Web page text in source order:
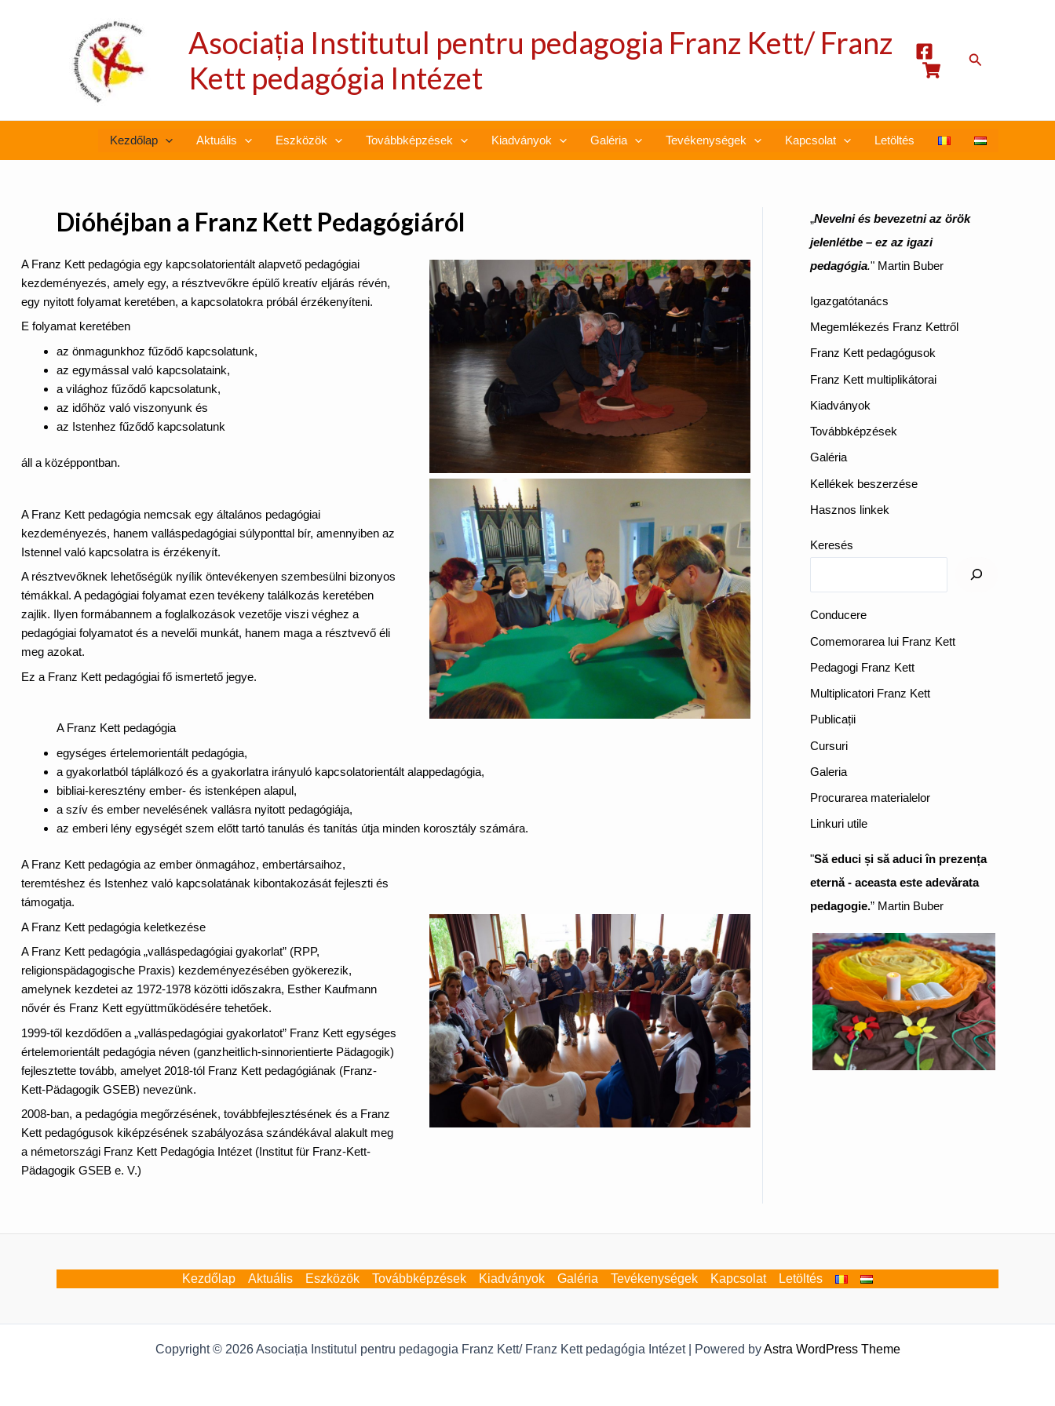
Asociația Institutul pentru pedagogia Franz Kett/ Franz
Kett pedagógia Intézet
Search
Kezdőlap Aktuális Eszközök Továbbképzések Kiadványok Galéria Tevékenységek Kapcsolat Letöltés
Dióhéjban a Franz Kett Pedagógiáról
A Franz Kett pedagógia egy kapcsolatorientált alapvető pedagógiai
kezdeményezés, amely egy, a résztvevőkre épülő kreatív eljárás révén,
egy nyitott folyamat keretében, a kapcsolatokra próbál érzékenyíteni.
E folyamat keretében
az önmagunkhoz fűződő kapcsolatunk,
az egymással való kapcsolataink,
a világhoz fűződő kapcsolatunk,
az időhöz való viszonyunk és
az Istenhez fűződő kapcsolatunk
áll a középpontban.
A Franz Kett pedagógia nemcsak egy általános pedagógiai
kezdeményezés, hanem valláspedagógiai súlyponttal bír, amennyiben az
Istennel való kapcsolatra is érzékenyít.
A résztvevőknek lehetőségük nyílik öntevékenyen szembesülni bizonyos
témákkal. A pedagógiai folyamat ezen tevékeny találkozás keretében
zajlik. Ilyen formábannem a foglalkozások vezetője viszi véghez a
pedagógiai folyamatot és a nevelői munkát, hanem maga a résztvevő éli
meg azokat.
Ez a Franz Kett pedagógiai fő ismertető jegye.
A Franz Kett pedagógia
egységes értelemorientált pedagógia,
a gyakorlatból táplálkozó és a gyakorlatra irányuló kapcsolatorientált alappedagógia,
bibliai-keresztény ember- és istenképen alapul,
a szív és ember nevelésének vallásra nyitott pedagógiája,
az emberi lény egységét szem előtt tartó tanulás és tanítás útja minden korosztály számára.
A Franz Kett pedagógia az ember önmagához, embertársaihoz,
teremtéshez és Istenhez való kapcsolatának kibontakozását fejleszti és
támogatja.
A Franz Kett pedagógia keletkezése
A Franz Kett pedagógia „valláspedagógiai gyakorlat” (RPP,
religionspädagogische Praxis) kezdeményezésében gyökerezik,
amelynek kezdetei az 1972-1978 közötti időszakra, Esther Kaufmann
nővér és Franz Kett együttműködésére tehetőek.
1999-től kezdődően a „valláspedagógiai gyakorlatot” Franz Kett egységes
értelemorientált pedagógia néven (ganzheitlich-sinnorientierte Pädagogik)
fejlesztette tovább, amelyet 2018-tól Franz Kett pedagógiának (Franz-
Kett-Pädagogik GSEB) nevezünk.
2008-ban, a pedagógia megőrzésének, továbbfejlesztésének és a Franz
Kett pedagógusok kiképzésének szabályozása szándékával alakult meg
a németországi Franz Kett Pedagógia Intézet (Institut für Franz-Kett-
Pädagogik GSEB e. V.)
„Nevelni és bevezetni az örök
jelenlétbe – ez az igazi
pedagógia." Martin Buber
Igazgatótanács
Megemlékezés Franz Kettről
Franz Kett pedagógusok
Franz Kett multiplikátorai
Kiadványok
Továbbképzések
Galéria
Kellékek beszerzése
Hasznos linkek
Keresés
Conducere
Comemorarea lui Franz Kett
Pedagogi Franz Kett
Multiplicatori Franz Kett
Publicații
Cursuri
Galeria
Procurarea materialelor
Linkuri utile
"Să educi și să aduci în prezența
eternă - aceasta este adevărata
pedagogie.” Martin Buber
Kezdőlap Aktuális Eszközök Továbbképzések Kiadványok Galéria Tevékenységek Kapcsolat Letöltés
Copyright © 2026 Asociația Institutul pentru pedagogia Franz Kett/ Franz Kett pedagógia Intézet | Powered byAstra WordPress Theme